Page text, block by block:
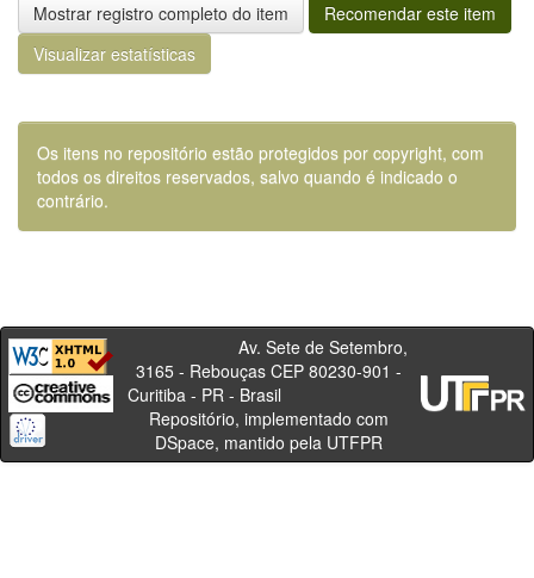
Mostrar registro completo do item
Recomendar este item
Visualizar estatísticas
Os itens no repositório estão protegidos por copyright, com
todos os direitos reservados, salvo quando é indicado o
contrário.
Av. Sete de Setembro,
3165 - Rebouças CEP 80230-901 -
Curitiba - PR - Brasil
Repositório, implementado com
DSpace, mantido pela UTFPR